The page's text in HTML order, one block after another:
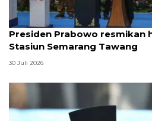
Presiden Prabowo resmikan
Stasiun Semarang Tawang
30 Juli 2026